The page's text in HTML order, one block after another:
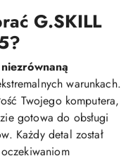
G.SKILL
niezrównaną
warunkach.
Twojego komputera,
gotowa do obsługi
Każdy detal został